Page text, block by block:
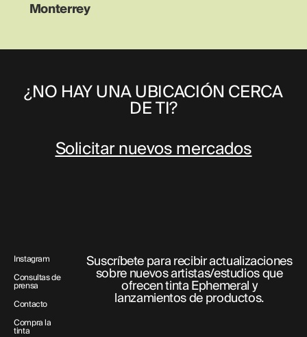
Monterrey
¿NO HAY UNA UBICACIÓN CERCA
DE TI?
Solicitar nuevos mercados
Instagram
Consultas de
prensa
Contacto
Compra la
tinta
Suscríbete para recibir actualizaciones
sobre nuevos artistas/estudios que
ofrecen tinta Ephemeral y
lanzamientos de productos.